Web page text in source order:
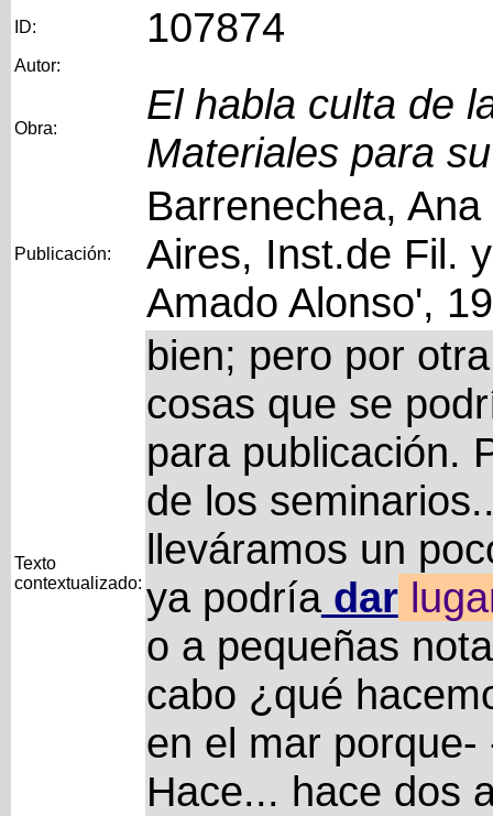
ID: 107874
Autor:
Obra:
El habla culta de
Materiales para
Publicación:
Barrenechea,
Aires, Inst.de Fil.
Amado Alonso',
Texto
contextualizado:
bien; pero por
cosas que se
para publicación.
de los
lleváramos un
ya podríadar
o a pequeñas
cabo ¿qué
en el mar
Hace... hace dos